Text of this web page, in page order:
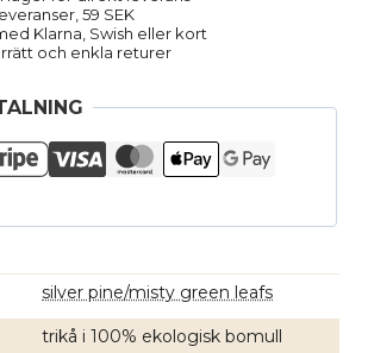
59 SEK
Klarna, Swish eller kort
och enkla returer
silver pine/misty green leafs
trikå i 100% ekologisk bomull